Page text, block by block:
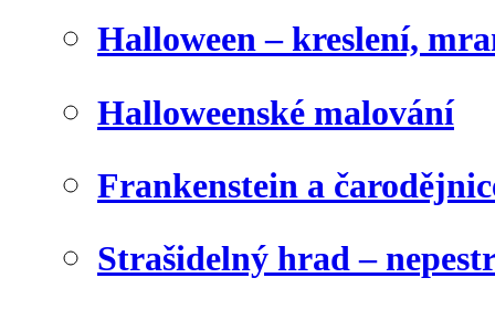
Halloween – kreslení,
Halloweenské malování
Frankenstein a
Strašidelný hrad –